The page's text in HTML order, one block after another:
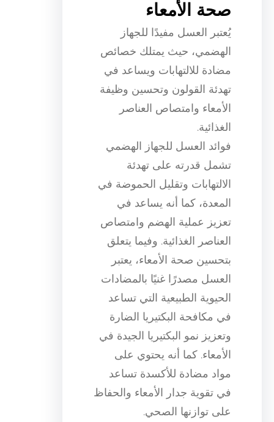
صحة الأمعاء
يُعتبر العسل مفيدًا للجهاز
الهضمي، حيث يمتلك خصائص
مضادة للالتهابات ويساعد في
تهدئة القولون وتحسين وظيفة
الأمعاء وامتصاص العناصر
الغذائية.
فوائد العسل للجهاز الهضمي
تشمل قدرته على تهدئة
الالتهابات وتقليل الحموضة في
المعدة، كما أنه يساعد في
تعزيز عملية الهضم وامتصاص
العناصر الغذائية. وفيما يتعلق
بتحسين صحة الأمعاء، يعتبر
العسل مصدرًا غنيًا بالمضادات
الحيوية الطبيعية التي تساعد
في مكافحة البكتيريا الضارة
وتعزيز نمو البكتيريا الجيدة في
الأمعاء. كما أنه يحتوي على
مواد مضادة للأكسدة تساعد
في تقوية جدار الأمعاء والحفاظ
على توازنها الصحي.